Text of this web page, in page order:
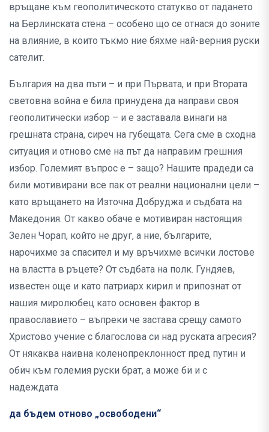
връщане към геополитическото статукво от падането
на Берлинската стена – особено що се отнася до зоните
на влияние, в които тъкмо ние бяхме най-верния руски
сателит.
България на два пъти – и при Първата, и при Втората
световна война е била принудена да направи своя
геополитически избор – и е заставала винаги на
грешната страна, сиреч на губещата. Сега сме в сходна
ситуация и отново сме на път да направим грешния
избор. Големият въпрос е – защо? Нашите прадеди са
били мотивирани все пак от реални национални цели –
като връщането на Източна Добруджа и съдбата на
Македония. От какво обаче е мотивиран настоящия
Зелен Чорап, който не друг, а ние, българите,
нарочихме за спасител и му връчихме всички лостове
на властта в ръцете? От съдбата на полк. Гундяев,
известен още и като патриарх кирил и припознат от
нашия миролюбец като основен фактор в
православието – въпреки че застава срещу самото
Христово учение с благослова си над руската агресия?
От някаква наивна коленопреклонност пред путин и
обич към големия руски брат, а може би и с
надеждата
да бъдем отново „освободени“